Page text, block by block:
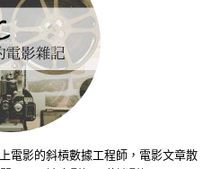
電影的斜槓數據工程師，電影文章散